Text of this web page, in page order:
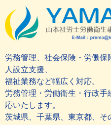
労務管理、社会保険・労働
人設立支援、
福祉業務など幅広く対応。
労務管理・労働衛生・行政
応いたします。
茨城県、千葉県、東京都、